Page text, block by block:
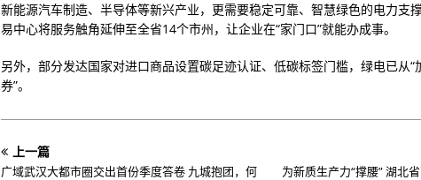
新能源汽车制造、半导体等新兴产业，更需要稳定可靠、智慧绿色的电力支
易中心将服务触角延伸至全省14个市州，让企业在“家门口”就能办成事。
另外，部分发达国家对进口商品设置碳足迹认证、低碳标签门槛，绿电已从“
券”。
上一篇
广域武汉大都市圈交出首份季度答卷 九城抱团，何
为新质生产力“撑腰” 湖北